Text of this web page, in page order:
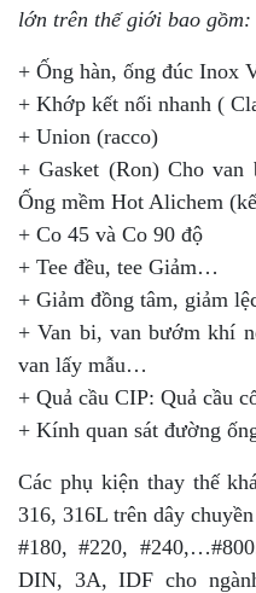
lớn trên thế giới bao gồm:
+ Ống hàn, ống đúc Inox
+ Khớp kết nối nhanh (
+ Union (racco)
+ Gasket (Ron) Cho
Ống mềm Hot Alichem
+ Co 45 và Co 90 độ
+ Tee đều, tee Giảm…
+ Giảm đồng tâm, giảm
+ Van bi, van bướm khí
van lấy mẫu…
+ Quả cầu CIP: Quả cầu
+ Kính quan sát đường
Các phụ kiện thay thế
316, 316L trên dây
#180, #220,
DIN, 3A, IDF cho